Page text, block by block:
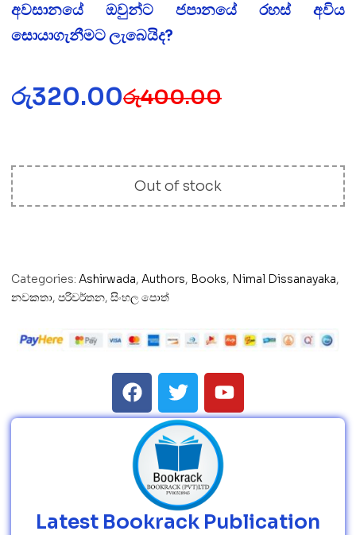
අවසානයේ ඔවුන්ට ජපානයේ රහස් අවිය
සොයාගැනීමට ලැබෙයිද?
රු400.00
රු320.00
Out of stock
Categories: Ashirwada, Authors, Books, Nimal Dissanayaka,
නවකතා, පරිවර්තන, සිංහල පොත්
Latest Bookrack Publication